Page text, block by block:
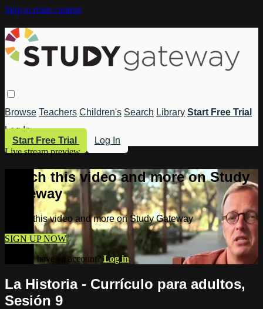
Skip to main content
Browse Teachers Children's Search Library Start Free Trial
Log In
Start Free Trial
Log In
Live stream preview
Watch this video and more on Study
Gateway
Watch this video and more on Study Gateway
SIGN UP NOW
Already have an account? Log in
La Historia - Currículo para adultos,
Sesión 9